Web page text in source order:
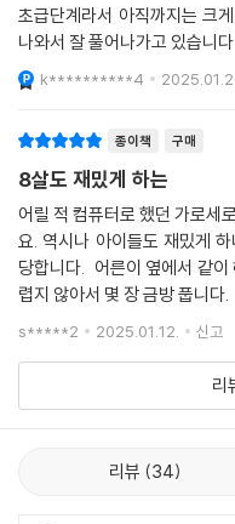
초급단계라서 아직까지는 크
나와서 잘 풀어나가고 있습니다
k**********4
종이책 구매
8살도 재밌게 하는
어릴 적 컴퓨터로 했던 가로세
요. 역시나 아이들도 재밌게
당합니다. 어른이 옆에서 같이
렵지 않아서 몇 장 금방 풉니다.
s*****2 2025.01.12. 신고
리
리뷰 34